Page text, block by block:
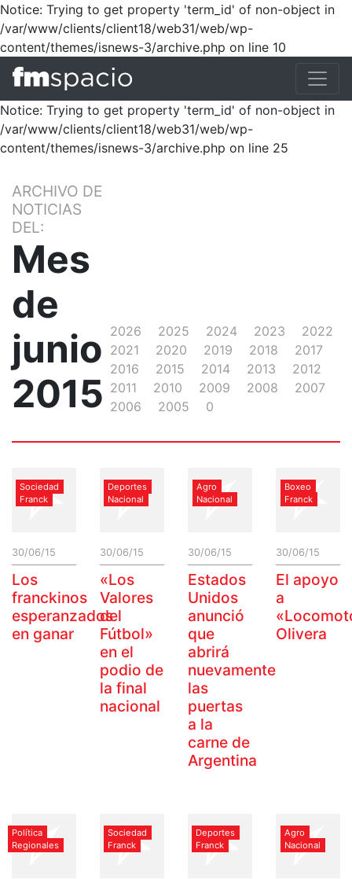
Notice: Trying to get property 'term_id' of non-object in
/var/www/clients/client18/web31/web/wp-
content/themes/isnews-3/archive.php on line 10
Notice: Trying to get property 'term_id' of non-object in
/var/www/clients/client18/web31/web/wp-
content/themes/isnews-3/archive.php on line 25
ARCHIVO DE
NOTICIAS
DEL:
Mes
de
junio
2015
2026 2025 2024 2023
2022
2021
2020 2019 2018
2017
2016
2015 2014 2013
2012
2011
2010 2009 2008
2007
2006
2005 0
Sociedad
Franck
30/06/15
Los
franckinos
esperanzados
en ganar
Deportes
Nacional
30/06/15
«Los
Valores
del
Fútbol»
en el
podio de
la final
nacional
Agro
Nacional
30/06/15
Estados
Unidos
anunció
que
abrirá
nuevamente
las
puertas
a la
carne de
Argentina
Boxeo
Franck
30/06/15
El apoyo
a
Olivera
Política
Regionales
Sociedad
Franck
Deportes
Franck
Agro
Nacional